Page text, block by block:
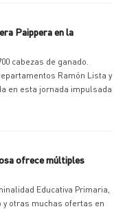
Paippera en la
cabezas de ganado.
Ramón Lista y
en esta jornada impulsada
ofrece múltiples
Educativa Primaria,
otras muchas ofertas en